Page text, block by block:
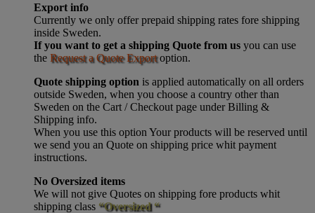
Export info
Currently we only offer prepaid shipping rates fore shipping
inside Sweden.
If you want to get a shipping Quote from us you can use
the Request a Quote Exportoption.
Quote shipping option is applied automatically on all orders
outside Sweden, when you choose a country other than
Sweden on the Cart / Checkout page under Billing &
Shipping info.
When you use this option Your products will be reserved until
we send you an Quote on shipping price whit payment
instructions.
No Oversized items
We will not give Quotes on shipping fore products whit
shipping class “Oversized “